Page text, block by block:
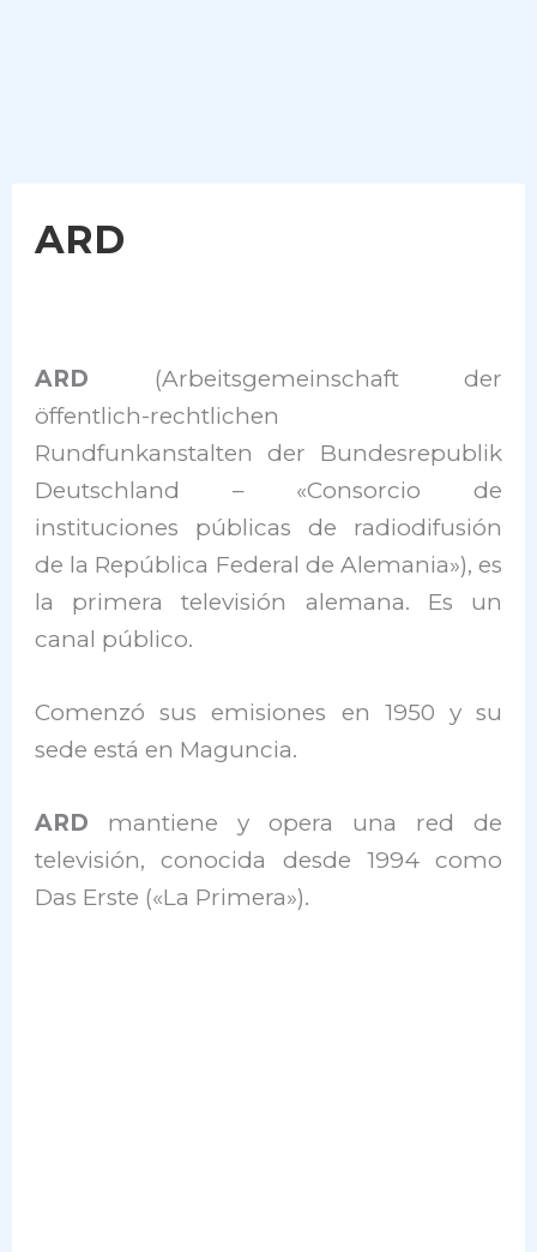
ARD
ARD (Arbeitsgemeinschaft der
öffentlich-rechtlichen
Rundfunkanstalten der Bundesrepublik
Deutschland – «Consorcio de
instituciones públicas de radiodifusión
de la República Federal de Alemania»), es
la primera televisión alemana. Es un
canal público.
Comenzó sus emisiones en 1950 y su
sede está en Maguncia.
ARD mantiene y opera una red de
televisión, conocida desde 1994 como
Das Erste («La Primera»).